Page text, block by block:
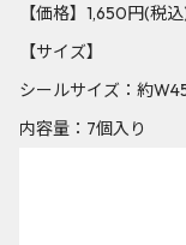
【価格】1,650円(税
【サイズ】
シールサイズ：約
内容量：7個入り